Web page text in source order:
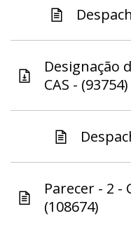
Designação
CAS - (93754)
Parecer - 2 -
(108674)